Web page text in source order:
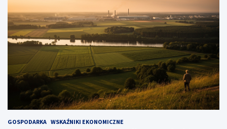
GOSPODARKA WSKAŹNIKI EKONOMICZNE